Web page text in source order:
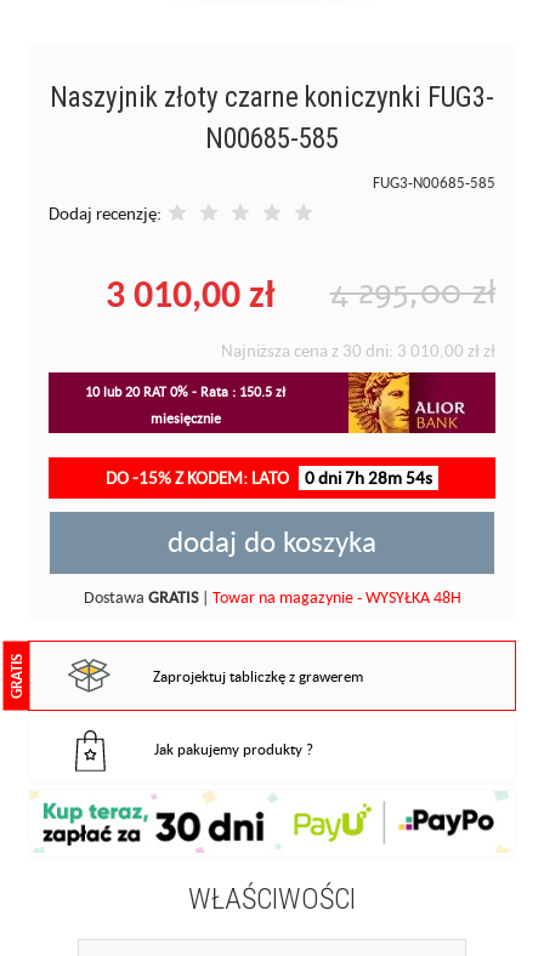
Naszyjnik złoty czarne koniczynki FUG3-
N00685-585
FUG3-N00685-585
Dodaj recenzję:
4 295,00 zł
3 010,00 zł
Najniższa cena z 30 dni: 3 010,00 zł zł
10 lub 20 RAT 0% - Rata : 150.5 zł
miesięcznie
DO -15% Z KODEM: LATO 0 dni 7h 28m 53s
dodaj do koszyka
Dostawa GRATIS| Towar na magazynie - WYSYŁKA 48H
GRATIS Zaprojektuj tabliczkę z grawerem
Jak pakujemy produkty ?
WŁAŚCIWOŚCI